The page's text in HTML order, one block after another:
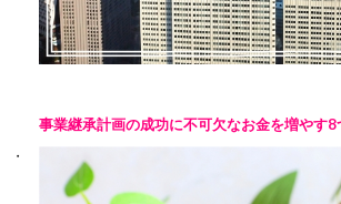
事業継承計画の成功に不可欠なお金を増やす8